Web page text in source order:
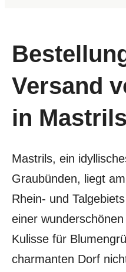
Versand
in Mastrils
Mastrils, ein
Graubünden, liegt
Rhein- und
einer
Kulisse für
charmanten Dorf